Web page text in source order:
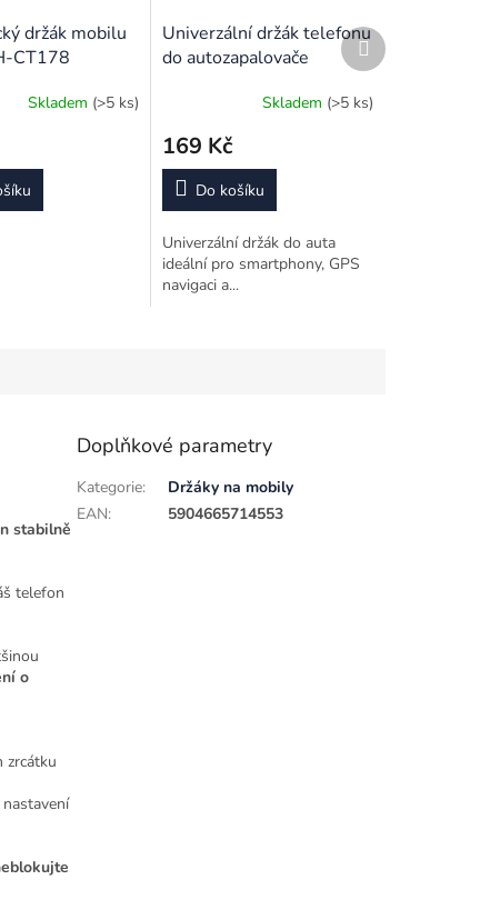
držák mobilu
CT178
Skladem (>5 ks)
Univerzální držák telefonu
do autozapalovače
Skladem (>5 ks)
169 Kč
Do košíku
Univerzální držák do auta
ideální pro smartphony, GPS
navigaci a...
Další
produkt
stabilně
telefon
o
zrcátku
Doplňkové parametry
Kategorie:
Držáky na mobily
EAN: 5904665714553